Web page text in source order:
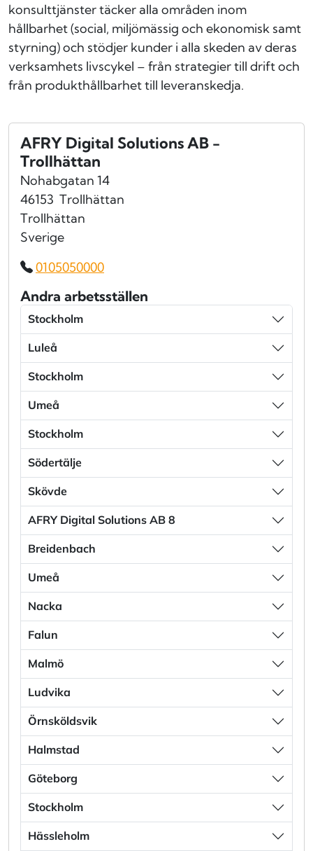
konsulttjänster täcker alla områden inom
hållbarhet (social, miljömässig och ekonomisk samt
styrning) och stödjer kunder i alla skeden av deras
verksamhets livscykel – från strategier till drift och
från produkthållbarhet till leveranskedja.
AFRY Digital Solutions AB -
Trollhättan
Nohabgatan 14
46153 Trollhättan
Trollhättan
Sverige
0105050000
Andra arbetsställen
Stockholm
Luleå
Stockholm
Umeå
Stockholm
Södertälje
Skövde
AFRY Digital Solutions AB 8
Breidenbach
Umeå
Nacka
Falun
Malmö
Ludvika
Örnsköldsvik
Halmstad
Göteborg
Stockholm
Hässleholm